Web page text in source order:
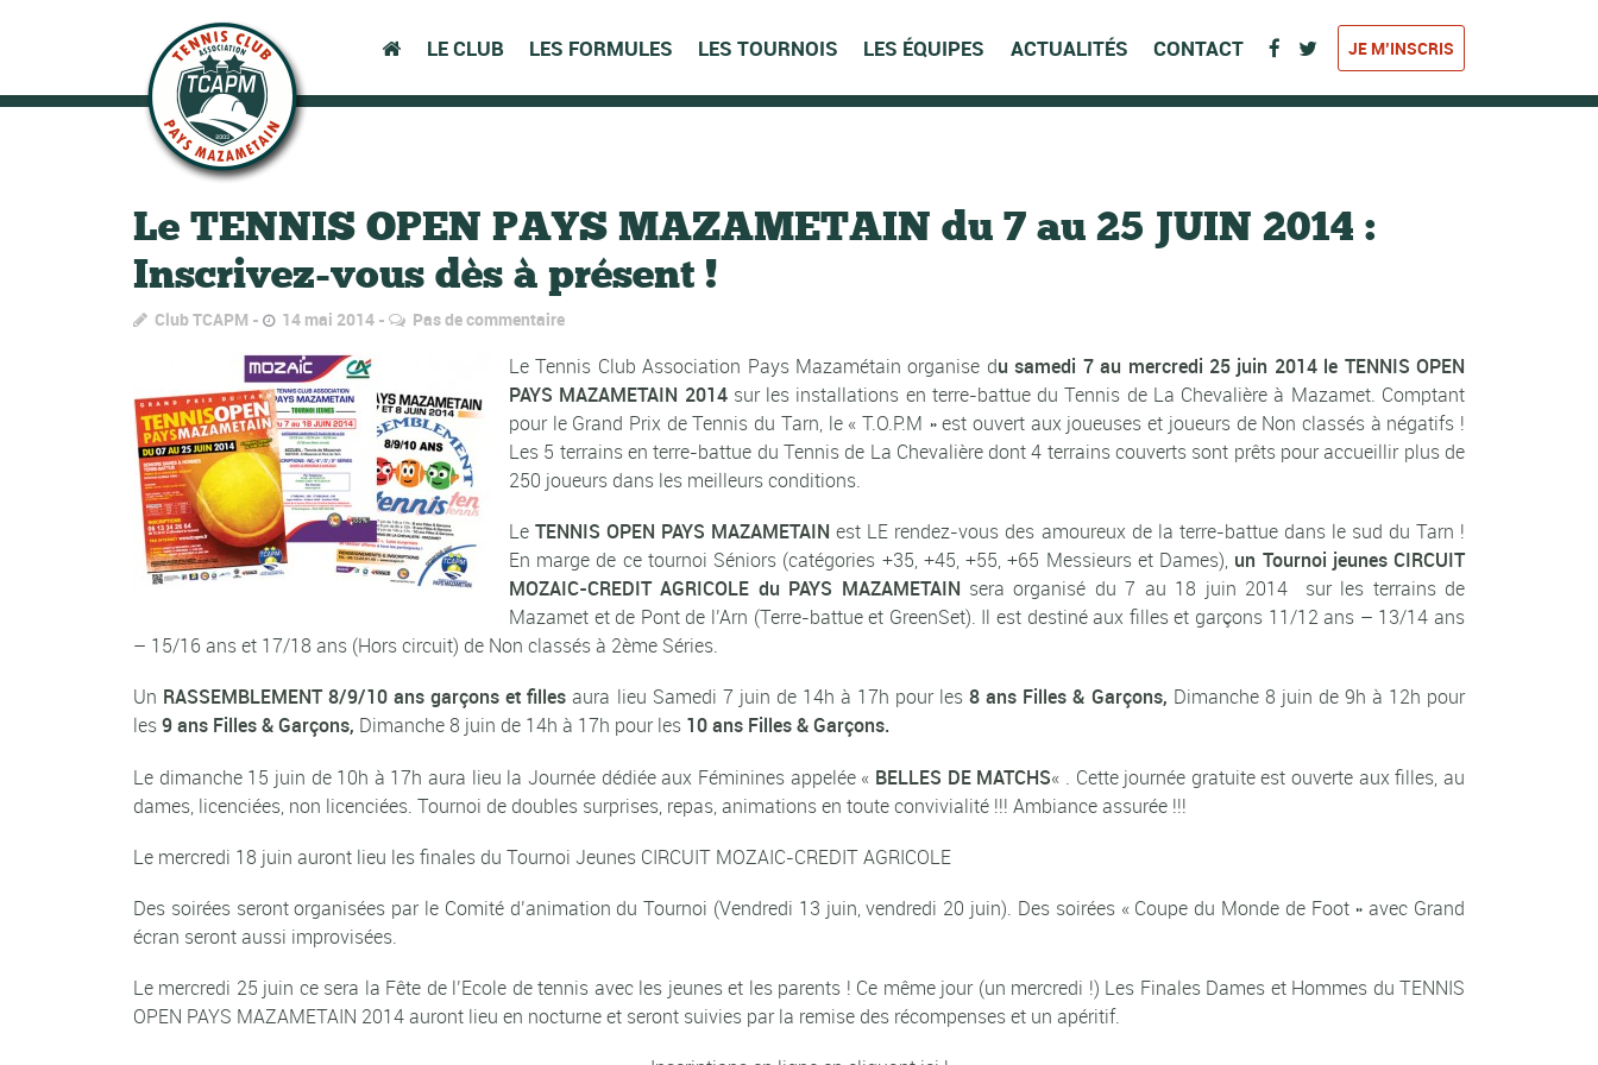
LE CLUB LES FORMULES LES TOURNOIS LES ÉQUIPES ACTUALITÉS CONTACT JE M’INSCRIS
Le TENNIS OPEN PAYS MAZAMETAIN du 7 au 25 JUIN 2014 :
Inscrivez-vous dès à présent !
Club TCAPM 14 mai 2014 Pas de commentaire
Le Tennis Club Association Pays Mazamétain organise du samedi 7 au mercredi 25 juin 2014 le TENNIS OPEN
PAYS MAZAMETAIN 2014sur les installations en terre-battue du Tennis de La Chevalière à Mazamet. Comptant
pour le Grand Prix de Tennis du Tarn, le « T.O.P.M » est ouvert aux joueuses et joueurs de Non classés à négatifs !
Les 5 terrains en terre-battue du Tennis de La Chevalière dont 4 terrains couverts sont prêts pour accueillir plus de
250 joueurs dans les meilleurs conditions.
LeTENNIS OPEN PAYS MAZAMETAIN est LE rendez-vous des amoureux de la terre-battue dans le sud du Tarn !
En marge de ce tournoi Séniors (catégories +35, +45, +55, +65 Messieurs et Dames), un Tournoi jeunes CIRCUIT
MOZAIC-CREDIT AGRICOLE du PAYS MAZAMETAIN sera organisé du 7 au 18 juin 2014 sur les terrains de
Mazamet et de Pont de l’Arn (Terre-battue et GreenSet). Il est destiné aux filles et garçons 11/12 ans – 13/14 ans
– 15/16 ans et 17/18 ans (Hors circuit) de Non classés à 2ème Séries.
Un RASSEMBLEMENT 8/9/10 ans garçons et filles aura lieu Samedi 7 juin de 14h à 17h pour les8 ans Filles & Garçons, Dimanche 8 juin de 9h à 12h pour
les9 ans Filles & Garçons, Dimanche 8 juin de 14h à 17h pour les 10 ans Filles & Garçons.
Le dimanche 15 juin de 10h à 17h aura lieu la Journée dédiée aux Féminines appelée « BELLES DE MATCHS« . Cette journée gratuite est ouverte aux filles, au
dames, licenciées, non licenciées. Tournoi de doubles surprises, repas, animations en toute convivialité !!! Ambiance assurée !!!
Le mercredi 18 juin auront lieu les finales du Tournoi Jeunes CIRCUIT MOZAIC-CREDIT AGRICOLE
Des soirées seront organisées par le Comité d’animation du Tournoi (Vendredi 13 juin, vendredi 20 juin). Des soirées « Coupe du Monde de Foot » avec Grand
écran seront aussi improvisées.
Le mercredi 25 juin ce sera la Fête de l’Ecole de tennis avec les jeunes et les parents ! Ce même jour (un mercredi !) Les Finales Dames et Hommes du TENNIS
OPEN PAYS MAZAMETAIN 2014 auront lieu en nocturne et seront suivies par la remise des récompenses et un apéritif.